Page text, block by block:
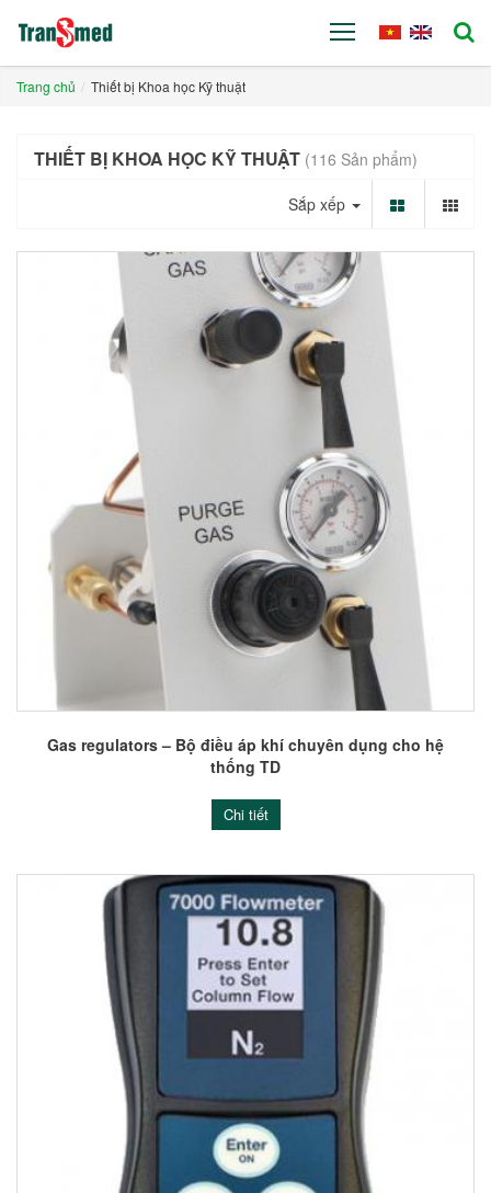
Trang chủ Thiết bị Khoa học Kỹ thuật
THIẾT BỊ KHOA HỌC KỸ THUẬT (116 Sản phẩm)
Sắp xếp
Gas regulators – Bộ điều áp khí chuyên dụng cho hệ
thống TD
Chi tiết